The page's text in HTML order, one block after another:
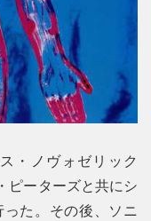
・ノヴォゼリック
ピーターズと共にシ
った。その後、ソニ